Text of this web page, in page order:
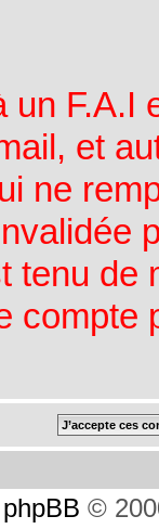
F.A.I
et
ne
tenu de
compte
phpBB ©